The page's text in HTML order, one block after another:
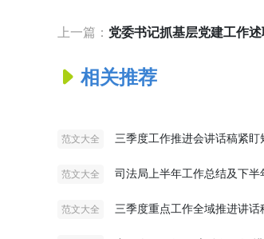
上一篇： 党委书记抓基层党建工作述
相关推荐
范文大全 三季度工作推进会讲话稿紧盯
范文大全 司法局上半年工作总结及下半
范文大全 三季度重点工作全域推进讲话